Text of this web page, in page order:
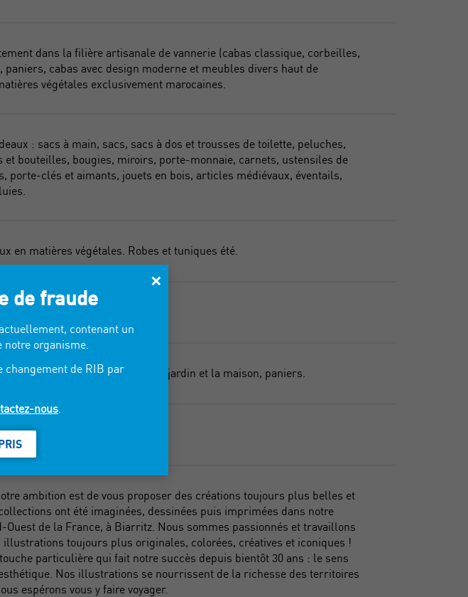
dans la filière artisanale de vannerie (cabas classique, corbeilles,
paniers, cabas avec design moderne et meubles divers haut de
végétales exclusivement marocaines.
: sacs à main, sacs, sacs à dos et trousses de toilette, peluches,
et bouteilles, bougies, miroirs, porte-monnaie, carnets, ustensiles de
porte-clés et aimants, jouets en bois, articles médiévaux, éventails,
en matières végétales. Robes et tuniques été.
de décoration pour la cuisine, le jardin et la maison, paniers.
plage et grandes tailles.
ambition est de vous proposer des créations toujours plus belles et
ont été imaginées, dessinées puis imprimées dans notre
Ouest de la France, à Biarritz. Nous sommes passionnés et travaillons
toujours plus originales, colorées, créatives et iconiques !
particulière qui fait notre succès depuis bientôt 30 ans : le sens
Nos illustrations se nourrissent de la richesse des territoires
espérons vous y faire voyager.
×
de fraude
contenant un
organisme.
changement de RIB par
nous